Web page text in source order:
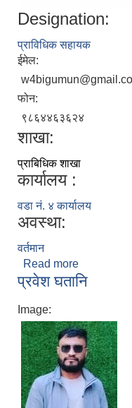
Designation:
प्राविधिक सहायक
ईमेल:
फोन:
९८६४४६३६२४
शाखा:
प्राबिधिक शाखा
कार्यालय :
वडा नं. ४ कार्यालय
अवस्था:
वर्तमान
Read more
प्रवेश घतानि
Image: